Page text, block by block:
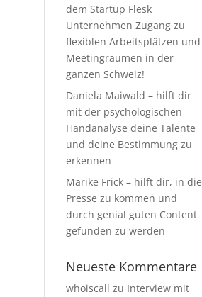
dem Startup Flesk
Unternehmen Zugang zu
flexiblen Arbeitsplätzen und
Meetingräumen in der
ganzen Schweiz!
Daniela Maiwald – hilft dir
mit der psychologischen
Handanalyse deine Talente
und deine Bestimmung zu
erkennen
Marike Frick – hilft dir, in die
Presse zu kommen und
durch genial guten Content
gefunden zu werden
Neueste Kommentare
whoiscall zu Interview mit